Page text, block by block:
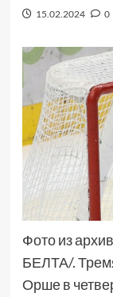
15.02.2024 0
Фото из
БЕЛТА/.
Орше в